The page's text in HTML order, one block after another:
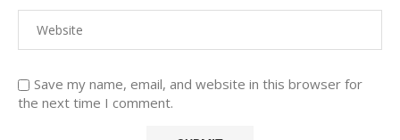
Save my name, email, and website in this browser for
the next time I comment.